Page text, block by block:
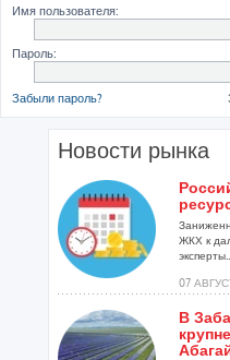
Имя пользователя:
Пароль:
Забыли пароль?
Новости рынка
ЖКХ к
эксперты...
07
В